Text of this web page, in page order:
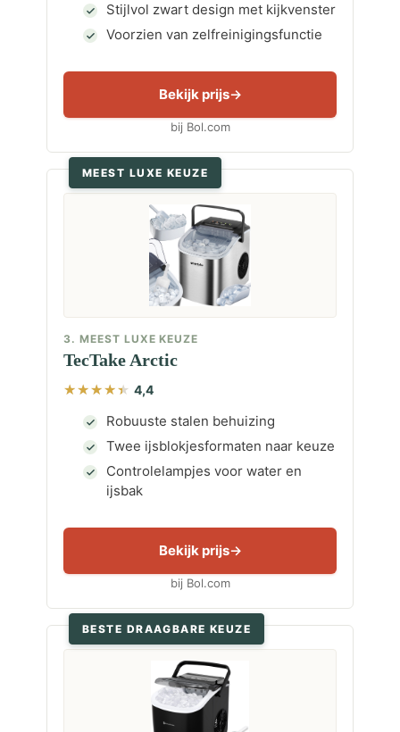
Stijlvol zwart design met kijkvenster
Voorzien van zelfreinigingsfunctie
Bekijk prijs
bij Bol.com
MEEST LUXE KEUZE
3. MEEST LUXE KEUZE
TecTake Arctic
4,4
Robuuste stalen behuizing
Twee ijsblokjesformaten naar keuze
Controlelampjes voor water en
ijsbak
Bekijk prijs
bij Bol.com
BESTE DRAAGBARE KEUZE